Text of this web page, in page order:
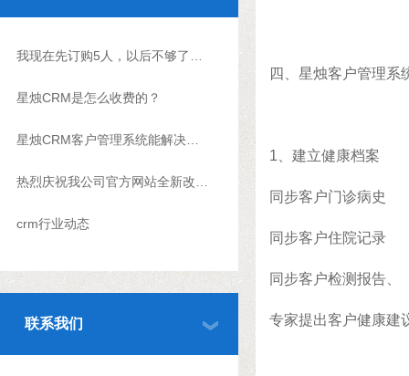
星烛CRM是怎么收费的？
crm行业动态
联系我们
四、星烛客户管理系
1、建立健康档案
同步客户门诊病史
同步客户住院记录
同步客户检测报告、
专家提出客户健康建